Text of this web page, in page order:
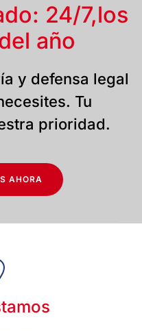
24/7,los
año
y defensa legal
Tu
prioridad.
AHORA